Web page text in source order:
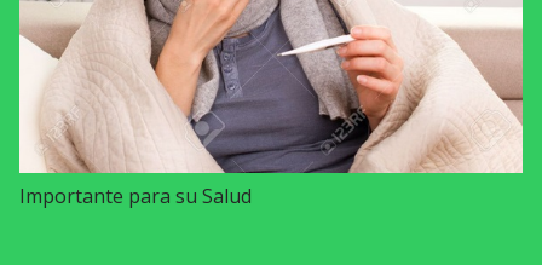
Importante para su Salud